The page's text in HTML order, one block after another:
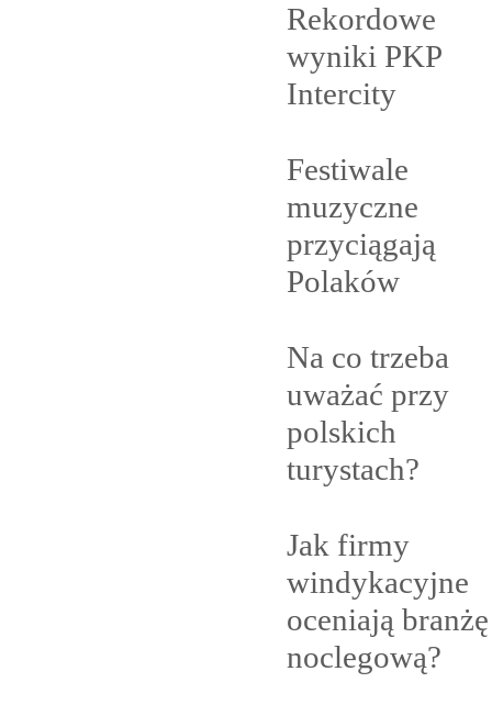
Rekordowe
wyniki PKP
Intercity
Festiwale
muzyczne
przyciągają
Polaków
Na co trzeba
uważać przy
polskich
turystach?
Jak firmy
windykacyjne
oceniają branżę
noclegową?